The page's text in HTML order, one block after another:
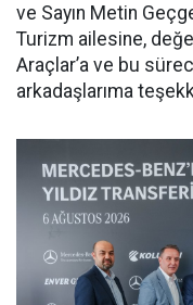
ve Sayın Metin
Turizm ailesine,
Araçlar’a ve bu
arkadaşlarıma